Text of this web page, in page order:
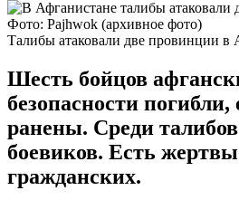
Фото: Pajhwok (архивное фото)
Талибы атаковали две провинции в
Шесть бойцов
безопасности
ранены. Среди
боевиков. Есть
гражданских.